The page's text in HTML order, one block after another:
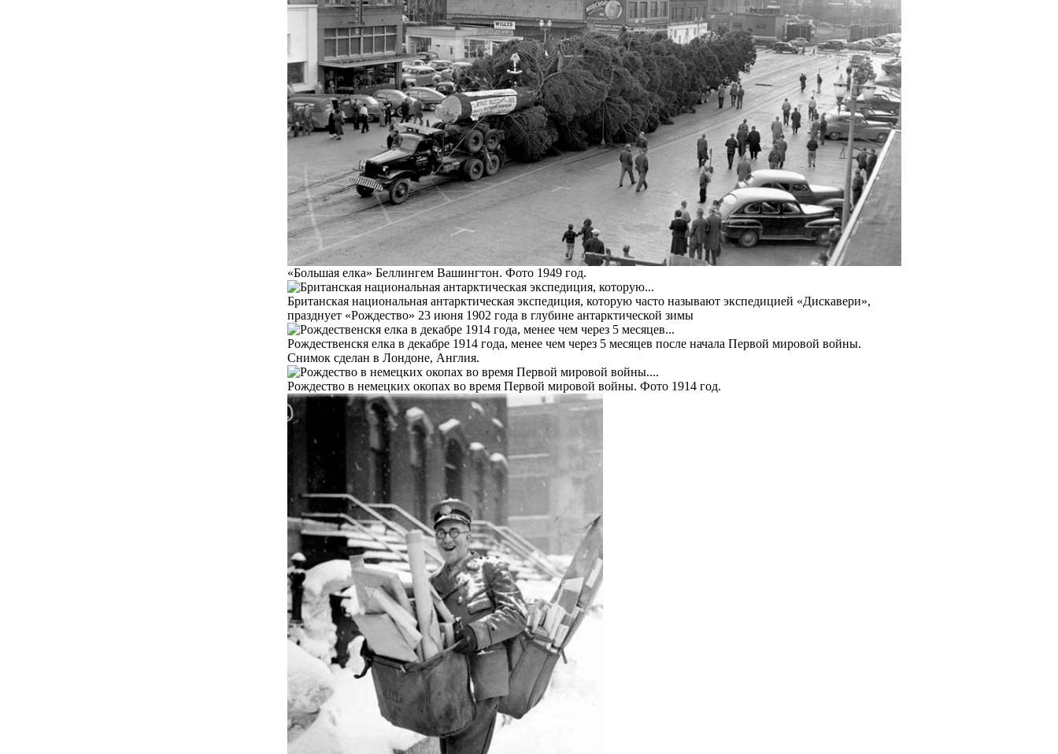
«Большая елка» Беллингем Вашингтон. Фото 1949 год.
Британская национальная антарктическая экспедиция, которую часто называют экспедицией «Дискавери»,
празднует «Рождество» 23 июня 1902 года в глубине антарктической зимы
Рождественскя елка в декабре 1914 года, менее чем через 5 месяцев после начала Первой мировой войны.
Снимок сделан в Лондоне, Англия.
Рождество в немецких окопах во время Первой мировой войны. Фото 1914 год.